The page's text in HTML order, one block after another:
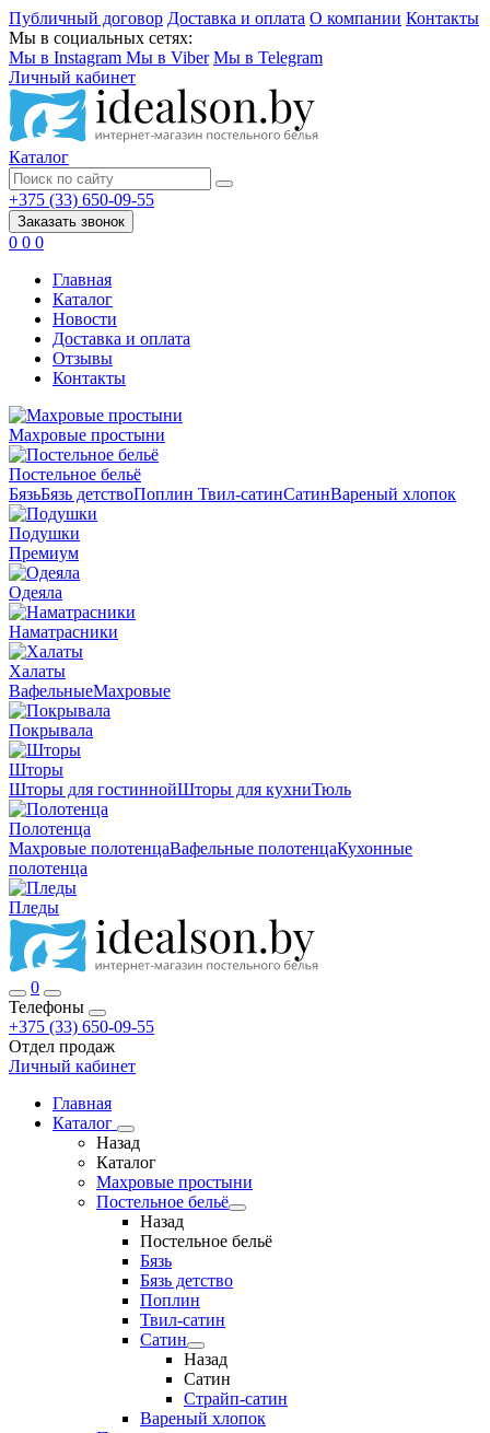
Публичный договор Доставка и оплата О компании Контакты
Мы в социальных сетях:
Мы в Instagram Мы в Viber Мы в Telegram
Личный кабинет
Каталог
+375 (33) 650-09-55
Заказать звонок
0 0 0
Главная
Каталог
Новости
Доставка и оплата
Отзывы
Контакты
Махровые простыни
Постельное бельё
БязьБязь детствоПоплин Твил-сатинСатинВареный хлопок
Подушки
Премиум
Одеяла
Наматрасники
Халаты
ВафельныеМахровые
Покрывала
Шторы
Шторы для гостиннойШторы для кухниТюль
Полотенца
Махровые полотенцаВафельные полотенцаКухонные
полотенца
Пледы
0
Телефоны
+375 (33) 650-09-55
Отдел продаж
Личный кабинет
Главная
Каталог
Назад
Каталог
Махровые простыни
Постельное бельё
Назад
Постельное бельё
Бязь
Бязь детство
Поплин
Твил-сатин
Сатин
Назад
Сатин
Страйп-сатин
Вареный хлопок